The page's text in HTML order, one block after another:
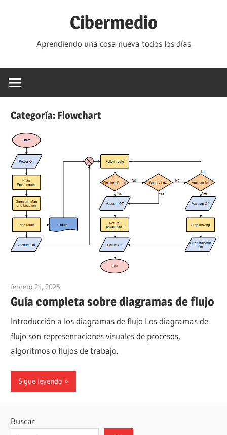
Cibermedio
Aprendiendo una cosa nueva todos los días
Categoría: Flowchart
febrero 21, 2025
Guía completa sobre diagramas de flujo
Introducción a los diagramas de flujo Los diagramas de
flujo son representaciones visuales de procesos,
algoritmos o flujos de trabajo.
Sigue leyendo
Buscar